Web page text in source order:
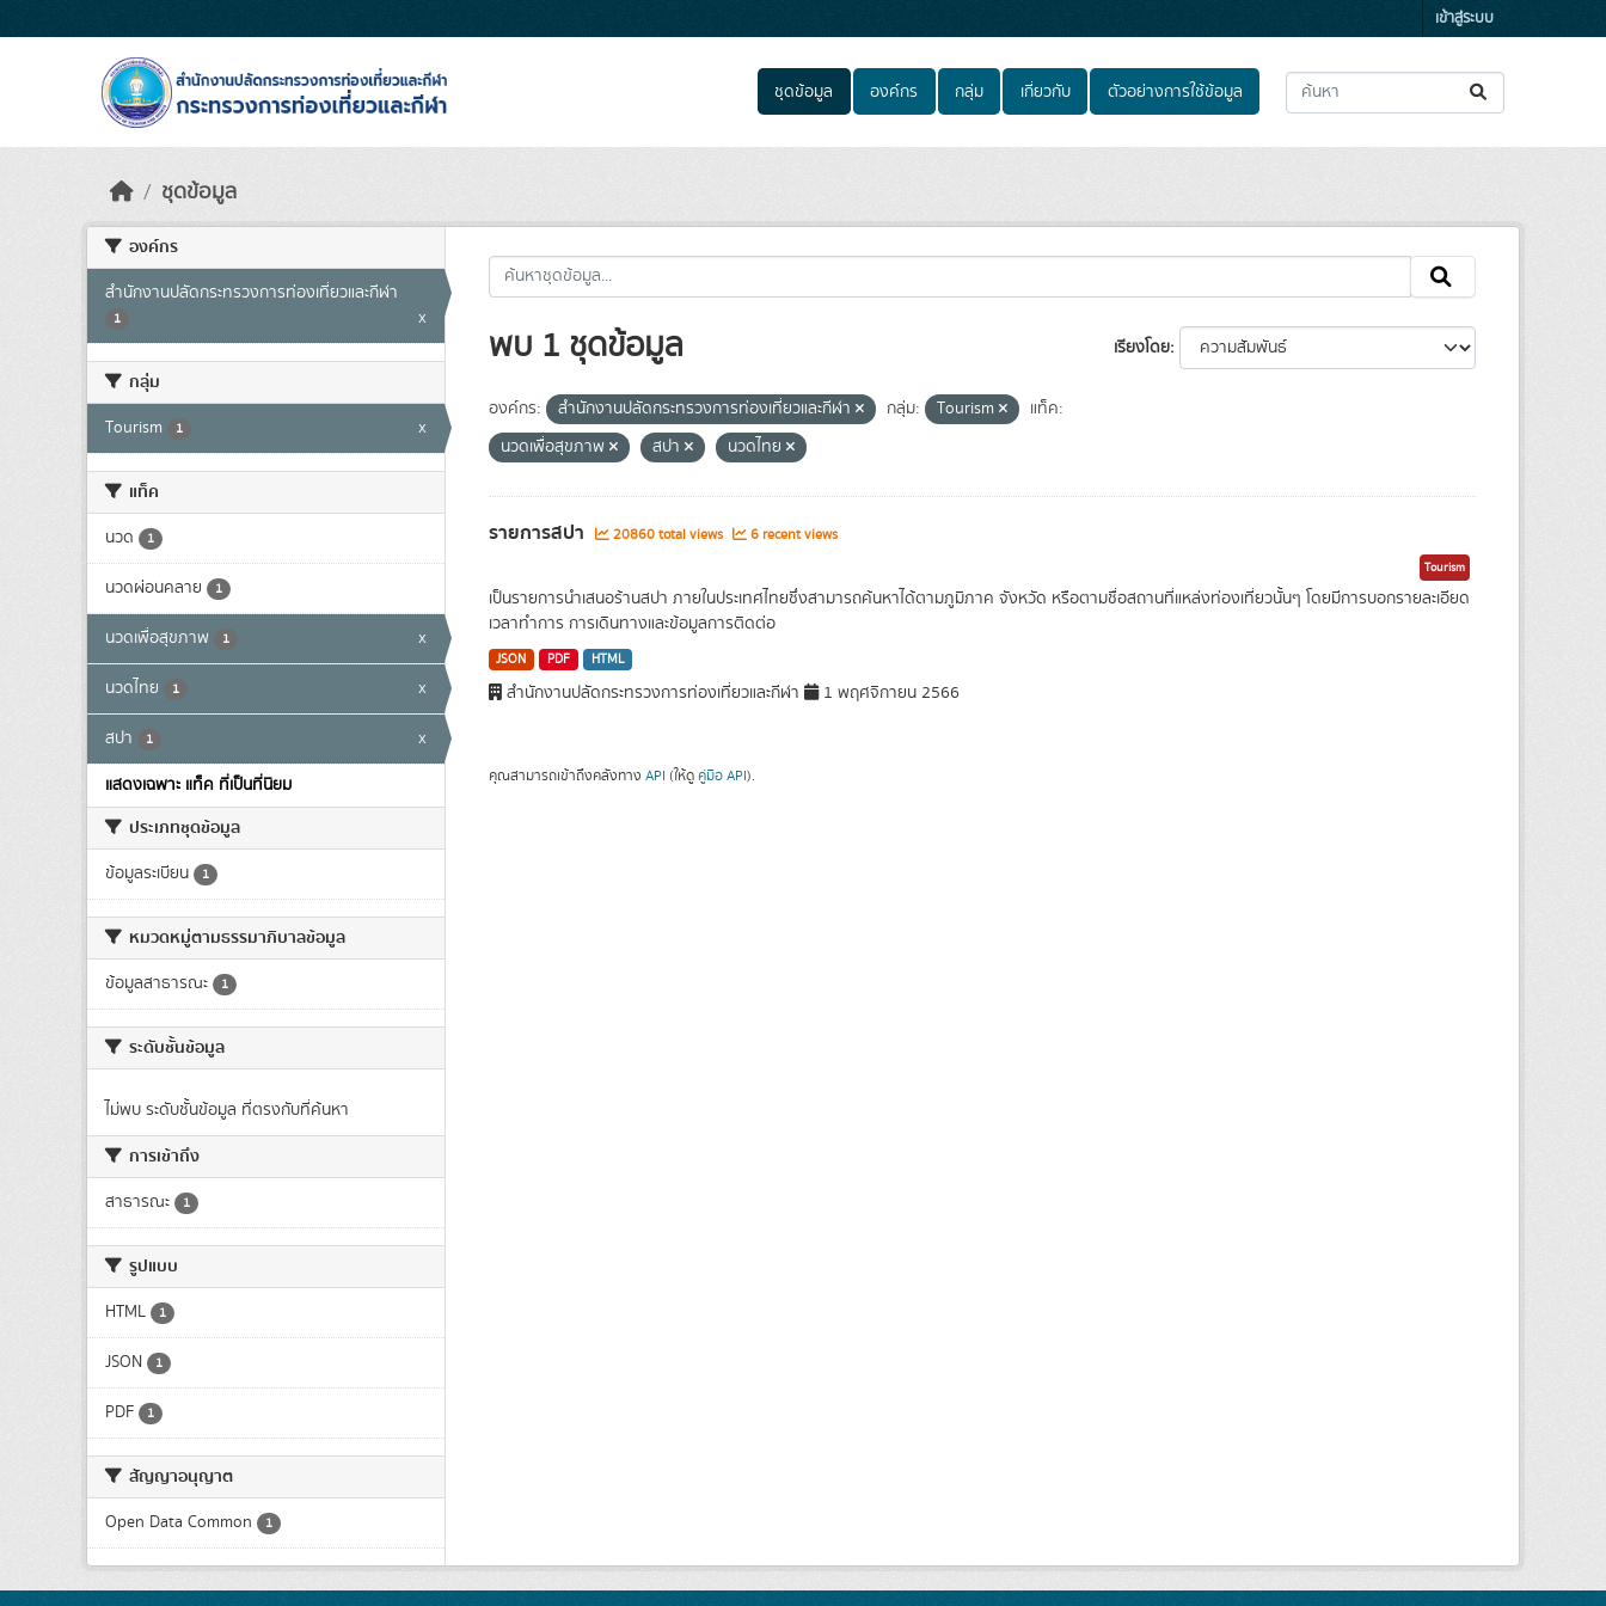
เข้าสู่ระบบ
ชุดข้อมูล องค์กร กลุ่ม เกี่ยวกับ ตัวอย่างการใช้ข้อมูล
ชุดข้อมูล
องค์กร
สำนักงานปลัดกระทรวงการท่องเที่ยวและกีฬา
1 x
กลุ่ม
Tourism 1 x
แท็ค
นวด 1
นวดผ่อนคลาย 1
นวดเพื่อสุขภาพ 1 x
นวดไทย 1 x
สปา 1
x
แสดงเฉพาะ แท็ค ที่เป็นที่นิยม
ประเภทชุดข้อมูล
ข้อมูลระเบียน 1
หมวดหมู่ตามธรรมาภิบาลข้อมูล
ข้อมูลสาธารณะ 1
ระดับชั้นข้อมูล
ไม่พบ ระดับชั้นข้อมูล ที่ตรงกับที่ค้นหา
การเข้าถึง
สาธารณะ 1
รูปแบบ
HTML 1
JSON 1
PDF 1
สัญญาอนุญาต
Open Data Common 1
เรียงโดย
พบ 1 ชุดข้อมูล
องค์กร: สำนักงานปลัดกระทรวงการท่องเที่ยวและกีฬา กลุ่ม: Tourism
แท็ค:
นวดเพื่อสุขภาพ
สปา นวดไทย
รายการสปา 20860 total views 6 recent views
Tourism
เป็นรายการนำเสนอร้านสปา ภายในประเทศไทยซึ่งสามารถค้นหาได้ตามภูมิภาค จังหวัด หรือตามชื่อสถานที่แหล่งท่องเที่ยวนั้นๆ โดยมีการบอกรายละเอียด
เวลาทำการ การเดินทางและข้อมูลการติดต่อ
JSON PDF HTML
สำนักงานปลัดกระทรวงการท่องเที่ยวและกีฬา 1 พฤศจิกายน 2566
คุณสามารถเข้าถึงคลังทาง API (ให้ดู คู่มือ API).